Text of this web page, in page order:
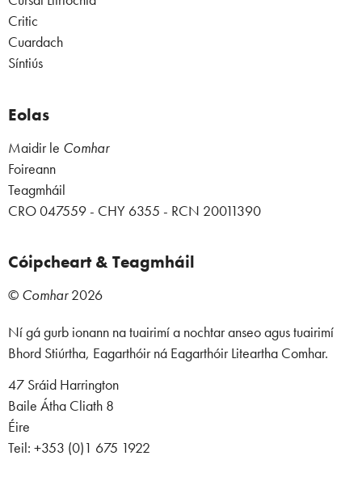
Critic
Cuardach
Síntiús
Eolas
Maidir le Comhar
Foireann
Teagmháil
CRO 047559 - CHY 6355 - RCN 20011390
Cóipcheart & Teagmháil
© Comhar2026
Ní gá gurb ionann na tuairimí a nochtar anseo agus tuairimí
Bhord Stiúrtha, Eagarthóir ná Eagarthóir Liteartha Comhar.
47 Sráid Harrington
Baile Átha Cliath 8
Éire
Teil: +353 (0)1 675 1922